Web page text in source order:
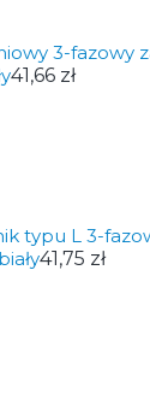
3-fazowy
41,66 zł
typu L 3-
41,75 zł